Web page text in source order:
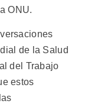
ONU.
de la Salud
del Trabajo
estos